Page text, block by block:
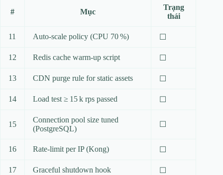
# Mục
Trạng
thái
11 Auto‑scale policy (CPU 70 %) ☐
12 Redis cache warm‑up script ☐
13 CDN purge rule for static assets ☐
14 Load test ≥ 15 k rps passed ☐
15
Connection pool size tuned
(PostgreSQL)
☐
16 Rate‑limit per IP (Kong) ☐
17 Graceful shutdown hook ☐